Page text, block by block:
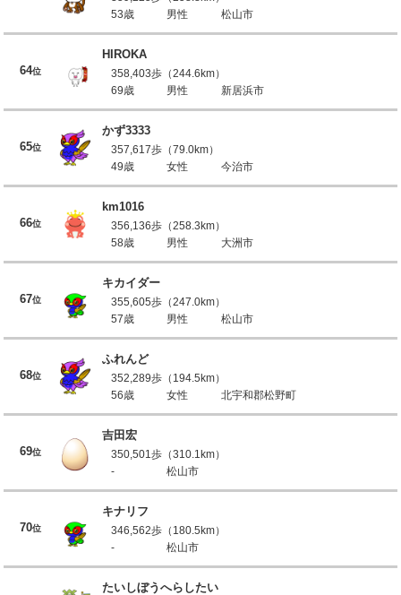
53歳
男性 松山市
64位
HIROKA
358,403歩（244.6km）
69歳
男性 新居浜市
65位
かず3333
357,617歩（79.0km）
49歳
女性 今治市
66位
km1016
356,136歩（258.3km）
58歳
男性 大洲市
67位
キカイダー
355,605歩（247.0km）
57歳
男性 松山市
68位
ふれんど
352,289歩（194.5km）
56歳
女性 北宇和郡松野町
69位
吉田宏
350,501歩（310.1km）
-
松山市
70位
キナリフ
346,562歩（180.5km）
-
松山市
たいしぼうへらしたい